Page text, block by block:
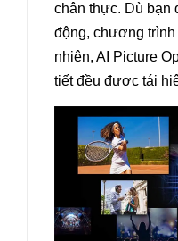
chân thực. Dù bạn
động, chương trình
nhiên, AI Picture
tiết đều được tái